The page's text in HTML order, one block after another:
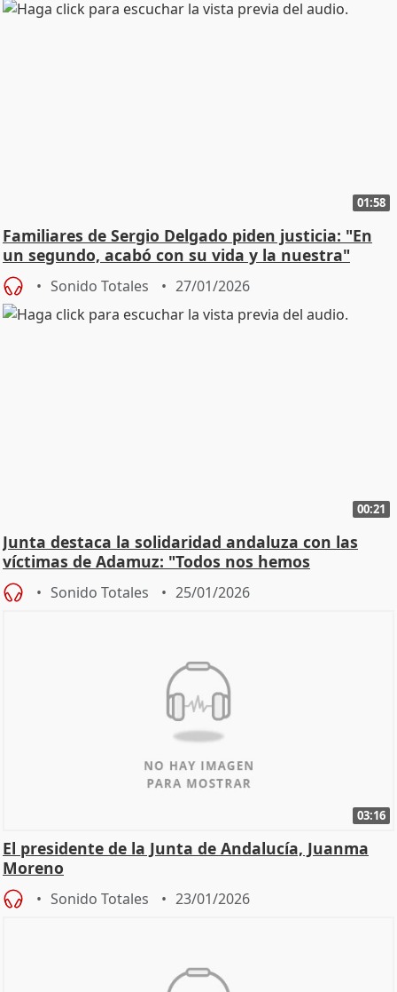
01:58
Familiares de Sergio Delgado piden justicia: "En
un segundo, acabó con su vida y la nuestra"
Sonido Totales 27/01/2026
00:21
Junta destaca la solidaridad andaluza con las
víctimas de Adamuz: "Todos nos hemos
implicado"
Sonido Totales 25/01/2026
03:16
El presidente de la Junta de Andalucía, Juanma
Moreno
Sonido Totales 23/01/2026